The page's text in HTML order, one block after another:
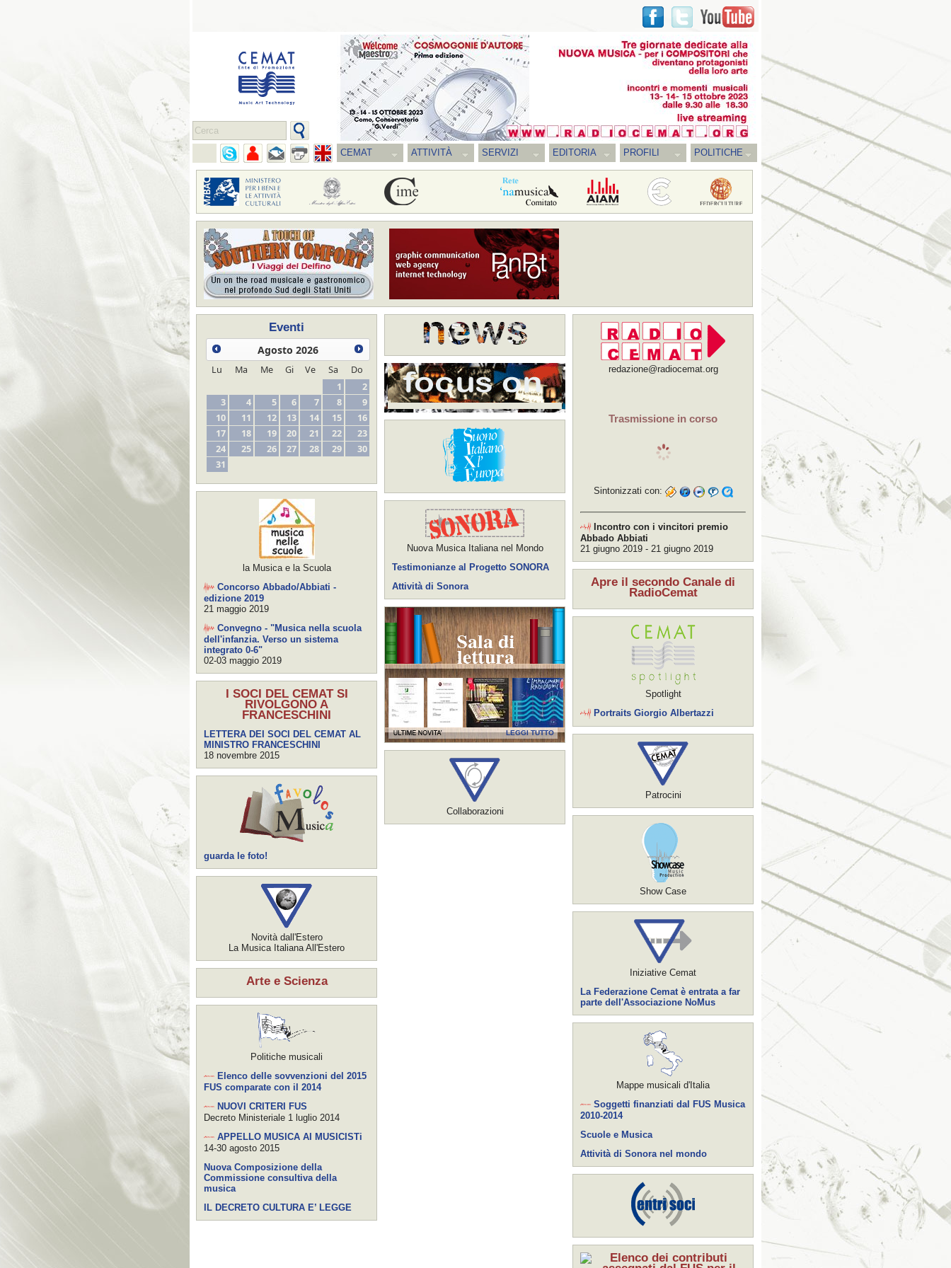
CEMAT ATTIVITÀ SERVIZI EDITORIA PROFILI POLITICHE
Eventi
Agosto 2026
Lu Ma Me Gi Ve Sa
Do
1
2
3
4 5 6 7 8
9
10
11 12 13 14 15
16
17
18 19 20 21 22
23
24
25 26 27 28 29
30
31
la Musica e la Scuola
Concorso Abbado/Abbiati -
edizione 2019
21 maggio 2019
Convegno - "Musica nella scuola
dell'infanzia. Verso un sistema
integrato 0-6"
02-03 maggio 2019
I SOCI DEL CEMAT SI
RIVOLGONO A
FRANCESCHINI
LETTERA DEI SOCI DEL CEMAT AL
MINISTRO FRANCESCHINI
18 novembre 2015
guarda le foto!
Novità dall'Estero
La Musica Italiana All'Estero
Arte e Scienza
Politiche musicali
Elenco delle sovvenzioni del 2015
FUS comparate con il 2014
NUOVI CRITERI FUS
Decreto Ministeriale 1 luglio 2014
APPELLO MUSICA AI MUSICISTi
14-30 agosto 2015
Nuova Composizione della
Commissione consultiva della
musica
IL DECRETO CULTURA E’ LEGGE
Nuova Musica Italiana nel Mondo
Testimonianze al Progetto SONORA
Attività di Sonora
LEGGI TUTTO
Collaborazioni
redazione@radiocemat.org
Trasmissione in corso
Sintonizzati con:
Incontro con i vincitori premio
Abbado Abbiati
21 giugno 2019 - 21 giugno 2019
Apre il secondo Canale di
RadioCemat
Spotlight
Portraits Giorgio Albertazzi
Patrocini
Show Case
Iniziative Cemat
La Federazione Cemat è entrata a far
parte dell'Associazione NoMus
Mappe musicali d'Italia
Soggetti finanziati dal FUS Musica
2010-2014
Scuole e Musica
Attività di Sonora nel mondo